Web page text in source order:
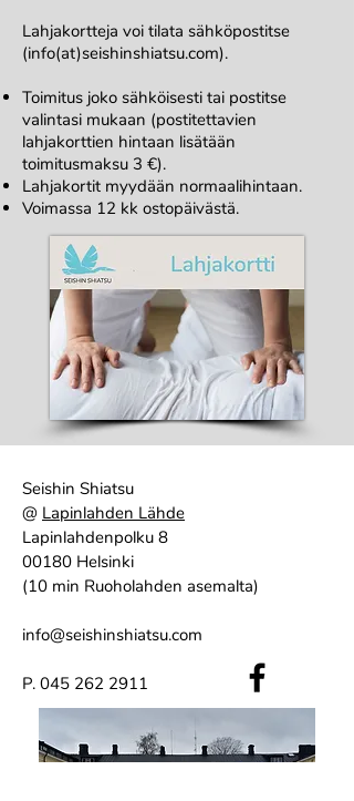
Lahjakortteja voi tilata sähköpostitse
(info(at)seishinshiatsu.com).
Toimitus joko sähköisesti tai postitse
valintasi mukaan (postitettavien
lahjakorttien hintaan lisätään
toimitusmaksu 3 €).
Lahjakortit myydään normaalihintaan.
Voimassa 12 kk ostopäivästä.
Seishin Shiatsu
@ Lapinlahden Lähde
Lapinlahdenpolku 8
00180 Helsinki
(10 min Ruoholahden asemalta)
info@seishinshiatsu.com
P. 045 262 2911